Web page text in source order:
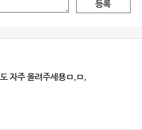
등록
자주 올려주세용ㅁ,ㅁ,